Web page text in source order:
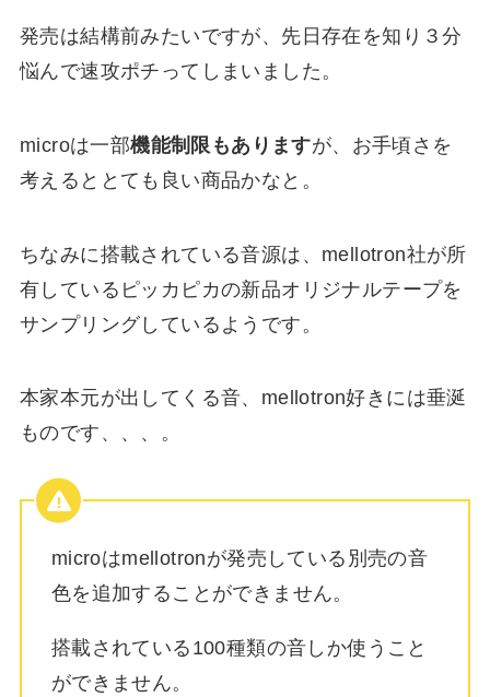
発売は結構前みたいですが、先日存在を知り３分
悩んで速攻ポチってしまいました。
microは一部機能制限もありますが、お手頃さを
考えるととても良い商品かなと。
ちなみに搭載されている音源は、mellotron社が所
有しているピッカピカの新品オリジナルテープを
サンプリングしているようです。
本家本元が出してくる音、mellotron好きには垂涎
ものです、、、。
microはmellotronが発売している別売の音
色を追加することができません。
搭載されている100種類の音しか使うこと
ができません。